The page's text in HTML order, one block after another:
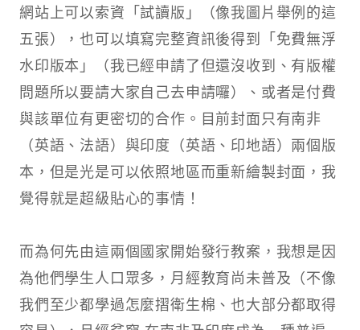
網站上可以索資「試讀版」（像我圖片舉例的這
五張），也可以填寫完整資訊後得到「免費無浮
水印版本」（我已經申請了但還沒收到、有版權
問題所以要請大家自己去申請囉）、或者是付費
與該單位有更密切的合作。目前封面只有南非
（英語、法語）與印度（英語、印地語）兩個版
本，但是光是可以依照地區而重新繪製封面，我
覺得就是超級貼心的事情！​
而為何先由這兩個國家開始發行教案，我想是因
為他們學生人口眾多，月經教育尚未普及（不像
我們至少都學過怎麼摺衛生棉、也大部分都取得